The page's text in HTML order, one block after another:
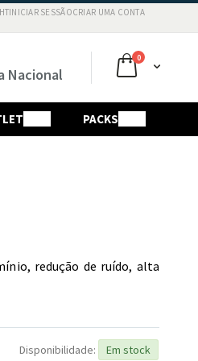
INICIAR SESSÃOCRIAR UMA CONTA
O Meu
0artigos
Nacional
PACKS
redução de ruído, alta
Disponibilidade: Em stock